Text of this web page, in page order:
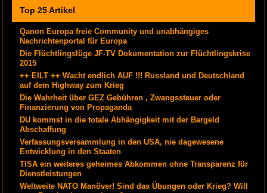
Top 25 Artikel
Qanon Europa freie Community und unabhängiges
Nachrichtenportal für Europa
Die Flüchtlingslüge JF-TV Dokumentation zur Flüchtlingskrise
2015
++ EILT ++ Wacht endlich AUF !!! Russland und Deutschland
auf dem Highway zum Krieg
Die Wahrheit über GEZ Gebühren , Zwangssteuer oder
Finanzierung von Propaganda
DU kommst in die totale Abhängigkeit mit der Bargeld
Abschaffung
Verfassungsversammlung in den USA, nie dagewesene
Entwicklung in den Staaten
TISA ein weiteres geheimes Abkommen ohne Transparenz für
Dienstleistungen
Weltweite NATO Manöver! Sind das Übungen oder Krieg? Will